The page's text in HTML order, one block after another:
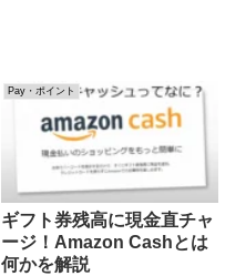
Pay・ポイント
ギフト券残高に現金直チャ
ージ！Amazon Cashとは
何かを解説